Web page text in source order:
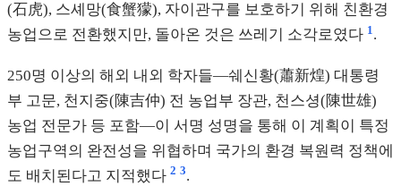
(石虎), 스셰망(食蟹獴), 자이관구를 보호하기 위해 친환경
농업으로 전환했지만, 돌아온 것은 쓰레기 소각로였다 1 .
250명 이상의 해외 내외 학자들—쉐신황(蕭新煌) 대통령
부 고문, 천지중(陳吉仲) 전 농업부 장관, 천스셩(陳世雄)
농업 전문가 등 포함—이 서명 성명을 통해 이 계획이 특정
농업구역의 완전성을 위협하며 국가의 환경 복원력 정책에
도 배치된다고 지적했다 2 3.